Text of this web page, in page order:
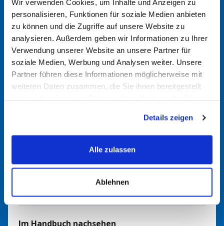
Wir verwenden Cookies, um Inhalte und Anzeigen zu
personalisieren, Funktionen für soziale Medien anbieten
zu können und die Zugriffe auf unsere Website zu
analysieren. Außerdem geben wir Informationen zu Ihrer
Verwendung unserer Website an unsere Partner für
soziale Medien, Werbung und Analysen weiter. Unsere
Partner führen diese Informationen möglicherweise mit
weiteren Daten zusammen, die Sie ihnen bereitgestellt
Details zeigen
Alle zulassen
Ablehnen
Alte Batterie überprüfen
Schauen Sie auf das Typenschild Ihrer bisherigen Batterie.
Dort finden Sie wichtige Angaben wie Spannung (z. B.
12 V), Kapazität (z. B. 100 Ah) und Maße. Diese Werte
Batteriefinder nutzen
Nutzen Sie gerne unseren Versorgerbatteriefinder
kommen Sie gerne auf uns zu.
Im Handbuch nachsehen